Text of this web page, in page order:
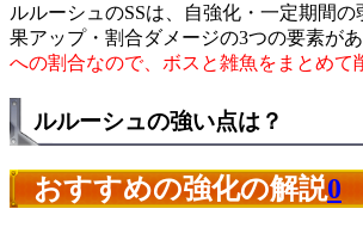
ルルーシュのSSは、自強化・一定期間
果アップ・割合ダメージの3つの要素があ
への割合なので、ボスと雑魚をまとめて
ルルーシュの強い点は？
おすすめの強化の解説0